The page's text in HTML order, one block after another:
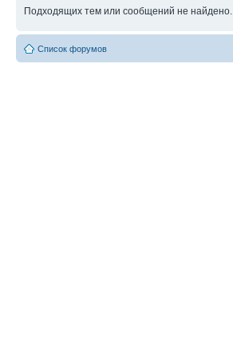
Подходящих тем или сообщений не найдено.
Список форумов